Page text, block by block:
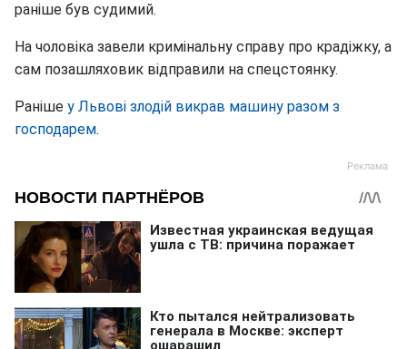
раніше був судимий.
На чоловіка завели кримінальну справу про крадіжку, а
сам позашляховик відправили на спецстоянку.
Раніше у Львові злодій викрав машину разом з
господарем.